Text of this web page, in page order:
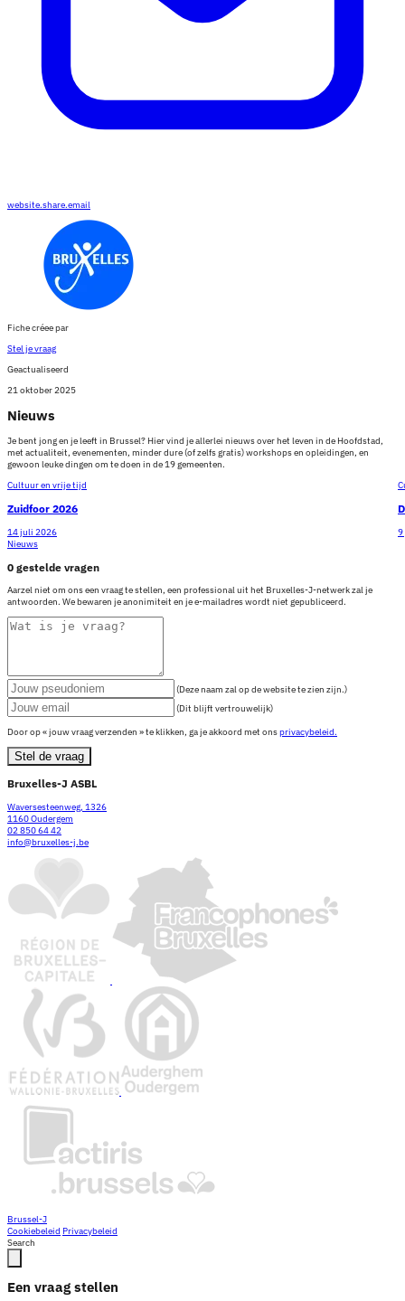
website.share.email
Fiche créee par
Stel je vraag
Geactualiseerd
21 oktober 2025
Nieuws
Je bent jong en je leeft in Brussel? Hier vind je allerlei nieuws over het leven in de Hoofdstad,
met actualiteit, evenementen, minder dure (of zelfs gratis) workshops en opleidingen, en
gewoon leuke dingen om te doen in de 19 gemeenten.
Cultuur en vrije tijd
Zuidfoor 2026
14 juli 2026
9
Nieuws
0 gestelde vragen
Aarzel niet om ons een vraag te stellen, een professional uit het Bruxelles-J-netwerk zal je
antwoorden. We bewaren je anonimiteit en je e-mailadres wordt niet gepubliceerd.
(Deze naam zal op de website te zien zijn.)
(Dit blijft vertrouwelijk)
Door op « jouw vraag verzenden » te klikken, ga je akkoord met onsprivacybeleid.
Stel de vraag
Bruxelles-J ASBL
Waversesteenweg, 1326
1160 Oudergem
02 850 64 42
info@bruxelles-j.be
Brussel-J
Cookiebeleid Privacybeleid
Search
Een vraag stellen